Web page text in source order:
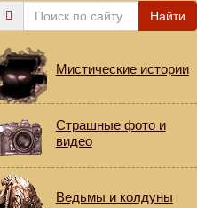
Поиск
Найти
Мистические истории
Страшные фото и
видео
Ведьмы и колдуны